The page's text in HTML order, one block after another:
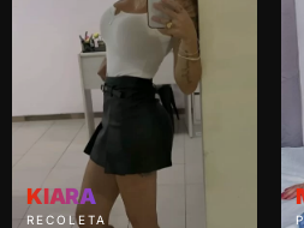
KIARA
RECOLETA